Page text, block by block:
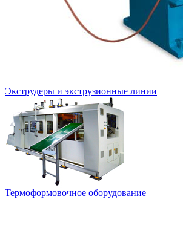
Экструдеры и экструзионные линии
Термоформовочное оборудование